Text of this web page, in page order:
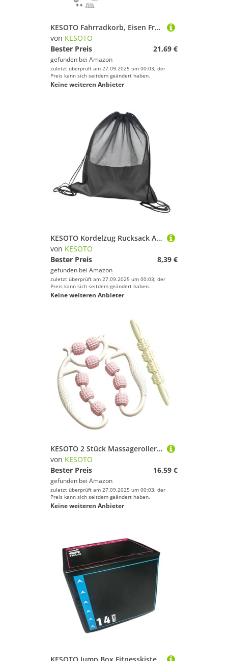
KESOTO Fahrradkorb, Eisen Front Lebensmittel Fahrradkorb für Den Einkauf Im Freien, Pendeln
von KESOTO
Bester Preis
21,69 €
gefunden bei Amazon
zuletzt überprüft am 27.09.2025 um 00:03; der
Preis kann sich seitdem geändert haben.
Keine weiteren Anbieter
KESOTO Kordelzug Rucksack Als Sportbeutel Und Schultertasche mit Netzbeutel Funktion für Fußbälle mit Verstellbarem Schultergurt für Reisen Und Sportplätze, Schwarz
von KESOTO
Bester Preis
8,39 €
gefunden bei Amazon
zuletzt überprüft am 27.09.2025 um 00:03; der
Preis kann sich seitdem geändert haben.
Keine weiteren Anbieter
KESOTO 2 Stück Massageroller Beinklemme Und Fitnessgerät Als Tragbarer Körperformer Und Wadenroller Zur Muskelentspannung für Sportler Und Fitnessbegeistert, Weiß
von KESOTO
Bester Preis
16,59 €
gefunden bei Amazon
zuletzt überprüft am 27.09.2025 um 00:03; der
Preis kann sich seitdem geändert haben.
Keine weiteren Anbieter